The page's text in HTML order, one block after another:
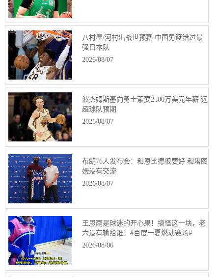
八村塁/河村出战世预赛 中国男篮错过最
强日本队
2026/08/07
波杰姆斯基向勇士索要2500万美元年薪 远
超球队预期
2026/08/07
布朗76人发布会：和恩比德很要好 和塔图
姆没有交流
2026/08/07
王思雨是球迷的开心果！搞怪这一块，老
六没有输给谁！#百度一夏燃动赛场#
2026/08/06